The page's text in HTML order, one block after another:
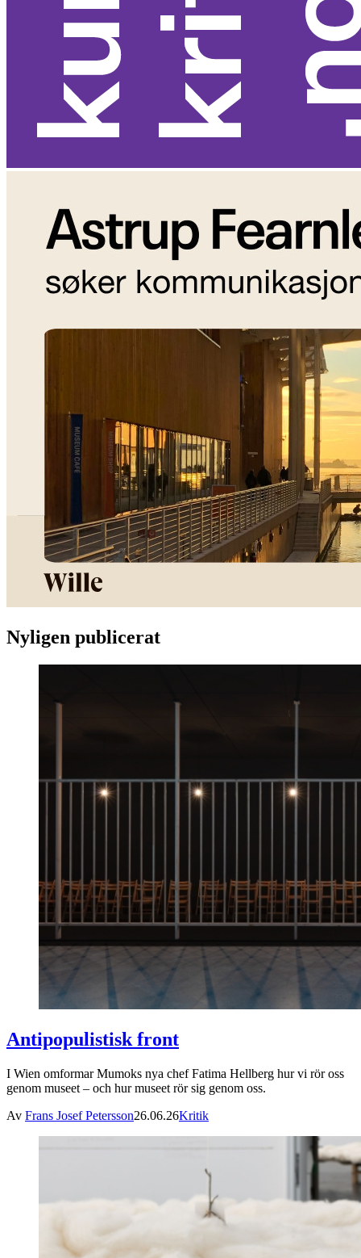
Nyligen publicerat
Antipopulistisk front
I Wien omformar Mumoks nya chef Fatima Hellberg hur vi rör oss
genom museet – och hur museet rör sig genom oss.
Av Frans Josef Petersson26.06.26Kritik